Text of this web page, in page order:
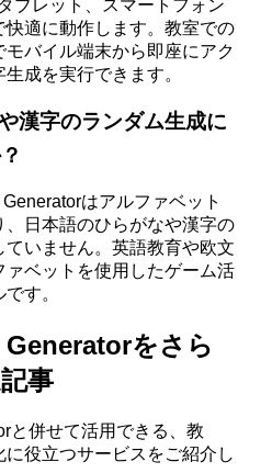
ブレット、スマートフォン
適に動作します。教室での
バイル端末から即座にアク
成を実行できます。
漢字のランダム生成に
はアルファベット
日本語のひらがなや漢字の
いません。英語教育や欧文
ァベットを使用したゲーム活
す。
をさら
事
と併せて活用できる、教
役立つサービスをご紹介し